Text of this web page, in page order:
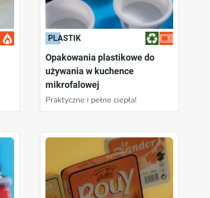
PLASTIK
Opakowania plastikowe do
używania w kuchence
mikrofalowej
Praktyczne i pełne ciepła!